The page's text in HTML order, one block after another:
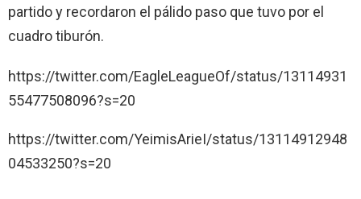
partido y recordaron el pálido paso que tuvo por el
cuadro tiburón.
https://twitter.com/EagleLeagueOf/status/13114931
55477508096?s=20
https://twitter.com/YeimisArieI/status/13114912948
04533250?s=20